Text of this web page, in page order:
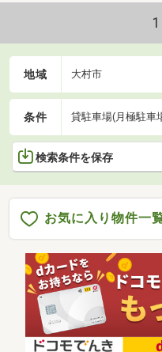
地域 大村市
条件 貸駐車場(月極駐車
検索条件を保存
お気に入り物件一